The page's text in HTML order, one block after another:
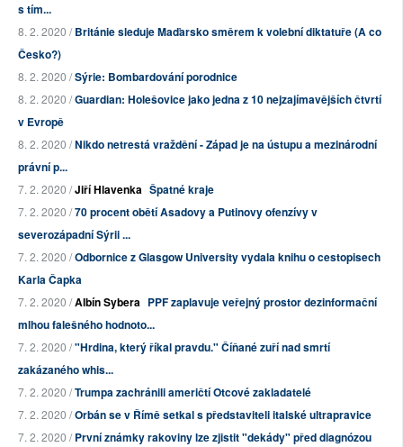
s tím...
8. 2. 2020 /Británie sleduje Maďarsko směrem k volební diktatuře (A co
Česko?)
8. 2. 2020 /Sýrie: Bombardování porodnice
8. 2. 2020 /Guardian: Holešovice jako jedna z 10 nejzajímavějších čtvrtí
v Evropě
8. 2. 2020 /Nikdo netrestá vraždění - Západ je na ústupu a mezinárodní
právní p...
7. 2. 2020 /Jiří Hlavenka Špatné kraje
7. 2. 2020 /70 procent obětí Asadovy a Putinovy ofenzívy v
severozápadní Sýrii ...
7. 2. 2020 /Odbornice z Glasgow University vydala knihu o cestopisech
Karla Čapka
7. 2. 2020 /Albín Sybera PPF zaplavuje veřejný prostor dezinformační
mlhou falešného hodnoto...
7. 2. 2020 /"Hrdina, který říkal pravdu." Číňané zuří nad smrtí
zakázaného whis...
7. 2. 2020 /Trumpa zachránili američtí Otcové zakladatelé
7. 2. 2020 /Orbán se v Římě setkal s představiteli italské ultrapravice
7. 2. 2020 /První známky rakoviny lze zjistit "dekády" před diagnózou